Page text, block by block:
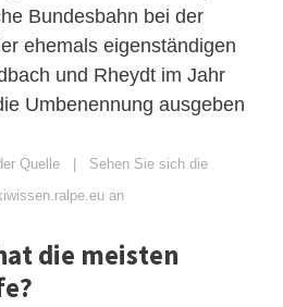
Bundesbahn bei der
ehemals eigenständigen
und Rheydt im Jahr
Umbenennung ausgeben
Quelle
Sehen Sie sich die
an
die meisten